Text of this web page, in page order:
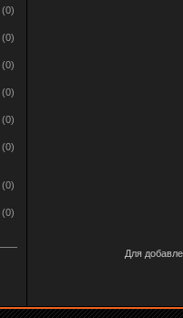
(0)
(0)
(0)
(0)
(0)
(0)
(0)
(0)
Для